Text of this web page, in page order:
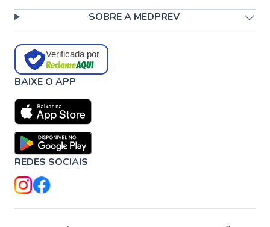
SOBRE A MEDPREV
Verificada por
BAIXE O APP
REDES SOCIAIS